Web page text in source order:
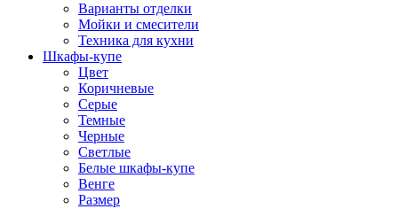
Варианты отделки
Мойки и смесители
Техника для кухни
Шкафы-купе
Цвет
Коричневые
Серые
Темные
Черные
Светлые
Белые шкафы-купе
Венге
Размер